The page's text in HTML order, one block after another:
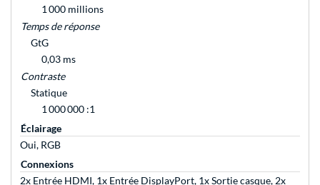
1 000 millions
Temps de réponse
GtG
0,03 ms
Contraste
Statique
1 000 000 :1
Éclairage
Oui, RGB
Connexions
2x Entrée HDMI, 1x Entrée DisplayPort, 1x Sortie casque, 2x